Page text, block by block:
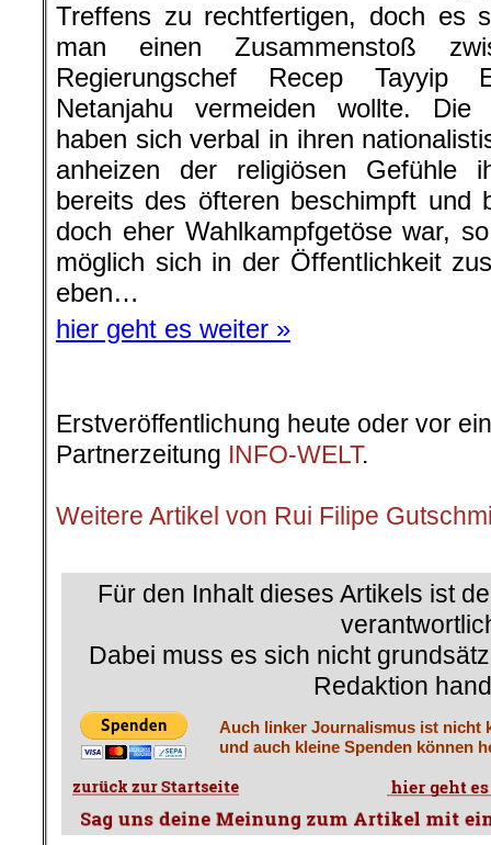
Treffens zu rechtfertigen, doch es
man einen Zusammenstoß
Regierungschef Recep Tayyip
Netanjahu vermeiden wollte. Die
haben sich verbal in ihren
anheizen der religiösen Gefühle
bereits des öfteren beschimpft und
doch eher Wahlkampfgetöse war,
möglich sich in der Öffentlichkeit
eben…
hier geht es weiter »
Erstveröffentlichung heute oder vor
Partnerzeitung INFO-WELT.
Weitere Artikel von Rui Filipe
Für den Inhalt dieses Artikels ist
Dabei muss es sich nicht
Redaktion
Auch linker Journalismus ist nicht
und auch kleine Spenden können